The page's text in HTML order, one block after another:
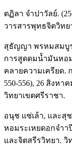
ตฏิลา จำปาวัลย์.
วารสารพุทธจิตวิทยา
สุธัญญา พรหมสมบู
การสูดดมน้ำมันหอ
คลายความเครียด.
550-556), 26 สิงหา
วิทยาเขตศรีราชา.
อนุช แซ่เล้า, และสุ
หอมระเหยดอกจำ
และจิตสรีรวิทยา. วิ